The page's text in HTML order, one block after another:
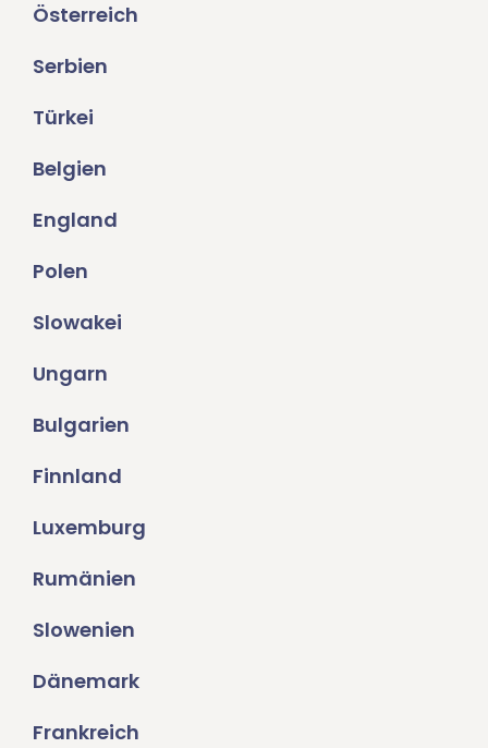
Österreich
Serbien
Türkei
Belgien
England
Polen
Slowakei
Ungarn
Bulgarien
Finnland
Luxemburg
Rumänien
Slowenien
Dänemark
Frankreich